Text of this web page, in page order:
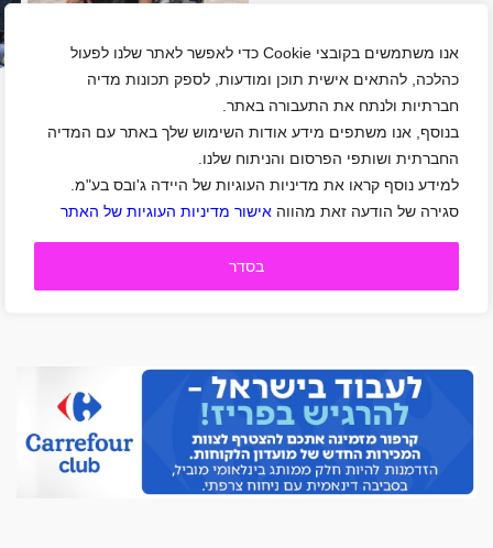
אנו משתמשים בקובצי Cookie כדי לאפשר לאתר שלנו לפעול
כהלכה, להתאים אישית תוכן ומודעות, לספק תכונות מדיה
חברתיות ולנתח את התעבורה באתר.
בנוסף, אנו משתפים מידע אודות השימוש שלך באתר עם המדיה
החברתית ושותפי הפרסום והניתוח שלנו.
למידע נוסף קראו את מדיניות העוגיות של היידה ג'ובס בע"מ.
סגירה של הודעה זאת מהווה אישור מדיניות העוגיות של האתר
בסדר